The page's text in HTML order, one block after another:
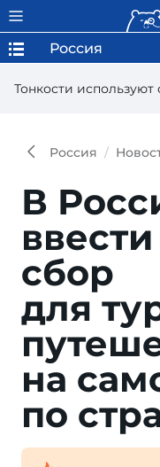
Тонкости
Россия
Россия
В
сбор
для
на
по